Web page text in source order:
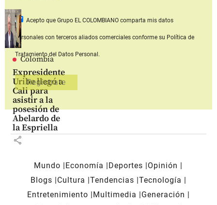
Colombia
Expresidente
Uribe llegó a
Cali para
asistir a la
posesión de
Abelardo de
la Espriella
share
Acepto que Grupo EL COLOMBIANOcomparta mis datos
personales con terceros aliados comerciales conforme su Política de
Tratamiento del Datos Personal.
Mundo Economía Deportes
Opinión
Blogs
Cultura Tendencias Tecnología
Entretenimiento
Multimedia
Generación